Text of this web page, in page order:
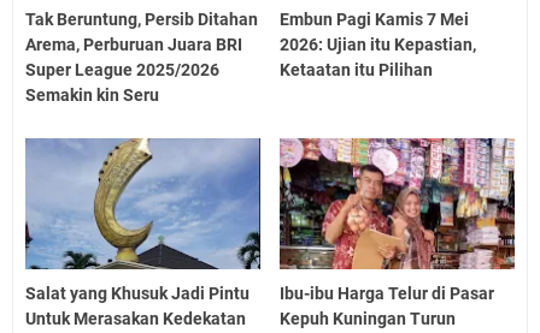
Tak Beruntung, Persib Ditahan
Arema, Perburuan Juara BRI
Super League 2025/2026
Semakin kin Seru
Embun Pagi Kamis 7 Mei
2026: Ujian itu Kepastian,
Ketaatan itu Pilihan
Salat yang Khusuk Jadi Pintu
Untuk Merasakan Kedekatan
Ibu-ibu Harga Telur di Pasar
Kepuh Kuningan Turun